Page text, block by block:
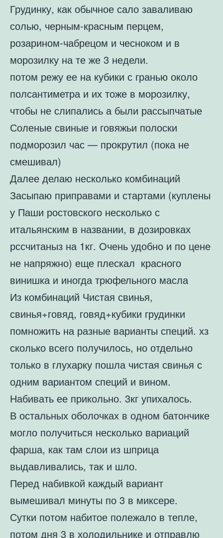
Грудинку, как обычное сало заваливаю
солью, черным-красным перцем,
розарином-чабрецом и чесноком и в
морозилку на те же 3 недели.
потом режу ее на кубики с гранью около
полсантиметра и их тоже в морозилку,
чтобы не слипались а были рассыпчатые
Соленые свиные и говяжьи полоски
подморозил час — прокрутил (пока не
смешивал)
Далее делаю несколько комбинаций
Засыпаю приправами и стартами (куплены
у Паши ростовского несколько с
итальянским в названии, в дозировках
рссчитаныз на 1кг. Очень удобно и по цене
не напряжно) еще плескал красного
винишка и иногда трюфельного масла
Из комбинаций Чистая свинья,
свинья+говяд, говяд+кубики грудинки
помножить на разные варианты специй. хз
сколько всего получилось, но отдельно
только в глухарку пошла чистая свинья с
одним вариантом специй и вином.
Набивать ее прикольно. 3кг упихалось.
В остальных оболочках в одном батончике
могло получиться несколько вариаций
фарша, как там слои из шприца
выдавливались, так и шло.
Перед набивкой каждый вариант
вымешивал минуты по 3 в миксере.
Сутки потом набитое полежало в тепле,
потом дня 3 в холодильнике и отправлю